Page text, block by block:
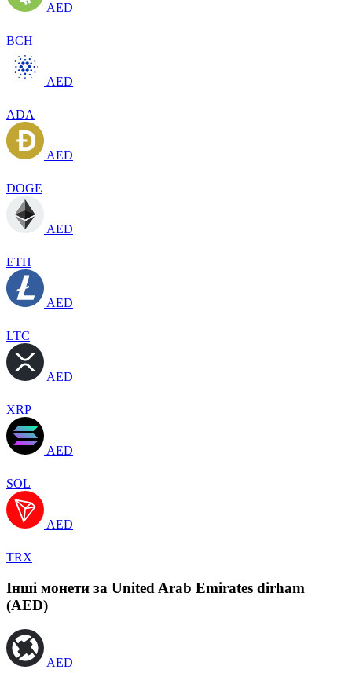
AED
BCH
AED
ADA
AED
DOGE
AED
ETH
AED
LTC
AED
XRP
AED
SOL
AED
TRX
Інші монети за United Arab Emirates dirham
(AED)
AED